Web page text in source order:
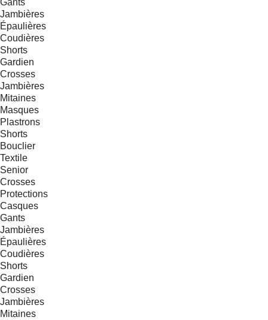
Gants
Jambières
Épaulières
Coudières
Shorts
Gardien
Crosses
Jambières
Mitaines
Masques
Plastrons
Shorts
Bouclier
Textile
Senior
Crosses
Protections
Casques
Gants
Jambières
Épaulières
Coudières
Shorts
Gardien
Crosses
Jambières
Mitaines